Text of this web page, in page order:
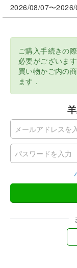
2026/08/07〜
ご購入手続きの
必要がございます
買い物かご内の
ます．